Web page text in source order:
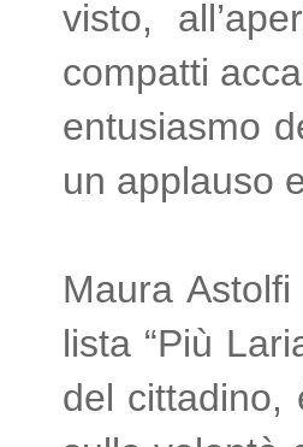
visto,
compatti
entusiasmo
un applauso
Maura
lista “Più
del cittadino,